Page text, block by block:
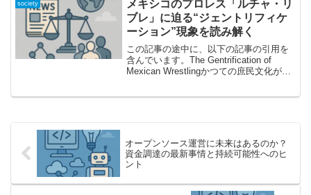
society
メキシコのプロレス「ルチャ・リ
ブレ」に迫る“ジェントリフィケ
ーション”現象を読み解く
この記事の途中に、以下の記事の引用を
含んでいます。The Gentrification of
Mexican Wrestlingかつての庶民文化が世
オープンソース運営に未来はあるのか？
資金調達の最新事情と持続可能性へのヒ
ント